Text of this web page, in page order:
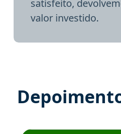
satisfeito,
valor investido.